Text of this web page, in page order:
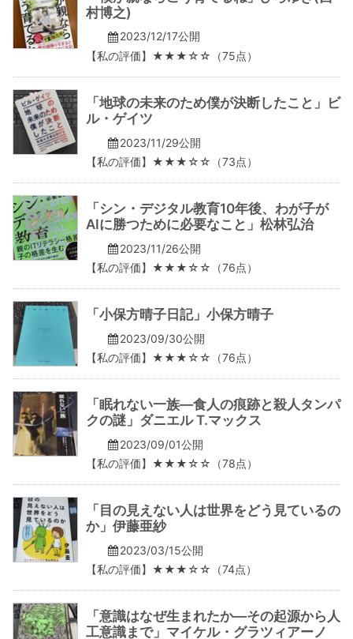
村博之)
2023/12/17公開
【私の評価】★★★☆☆（75点）
「地球の未来のため僕が決断したこと」ビ
ル・ゲイツ
2023/11/29公開
【私の評価】★★★☆☆（73点）
「シン・デジタル教育10年後、わが子が
AIに勝つために必要なこと」松林弘治
2023/11/26公開
【私の評価】★★★☆☆（76点）
「小保方晴子日記」小保方晴子
2023/09/30公開
【私の評価】★★★☆☆（76点）
「眠れない一族―食人の痕跡と殺人タンパ
クの謎」ダニエル T.マックス
2023/09/01公開
【私の評価】★★★☆☆（78点）
「目の見えない人は世界をどう見ているの
か」伊藤亜紗
2023/03/15公開
【私の評価】★★★☆☆（74点）
「意識はなぜ生まれたか―その起源から人
工意識まで」マイケル・グラツィアーノ